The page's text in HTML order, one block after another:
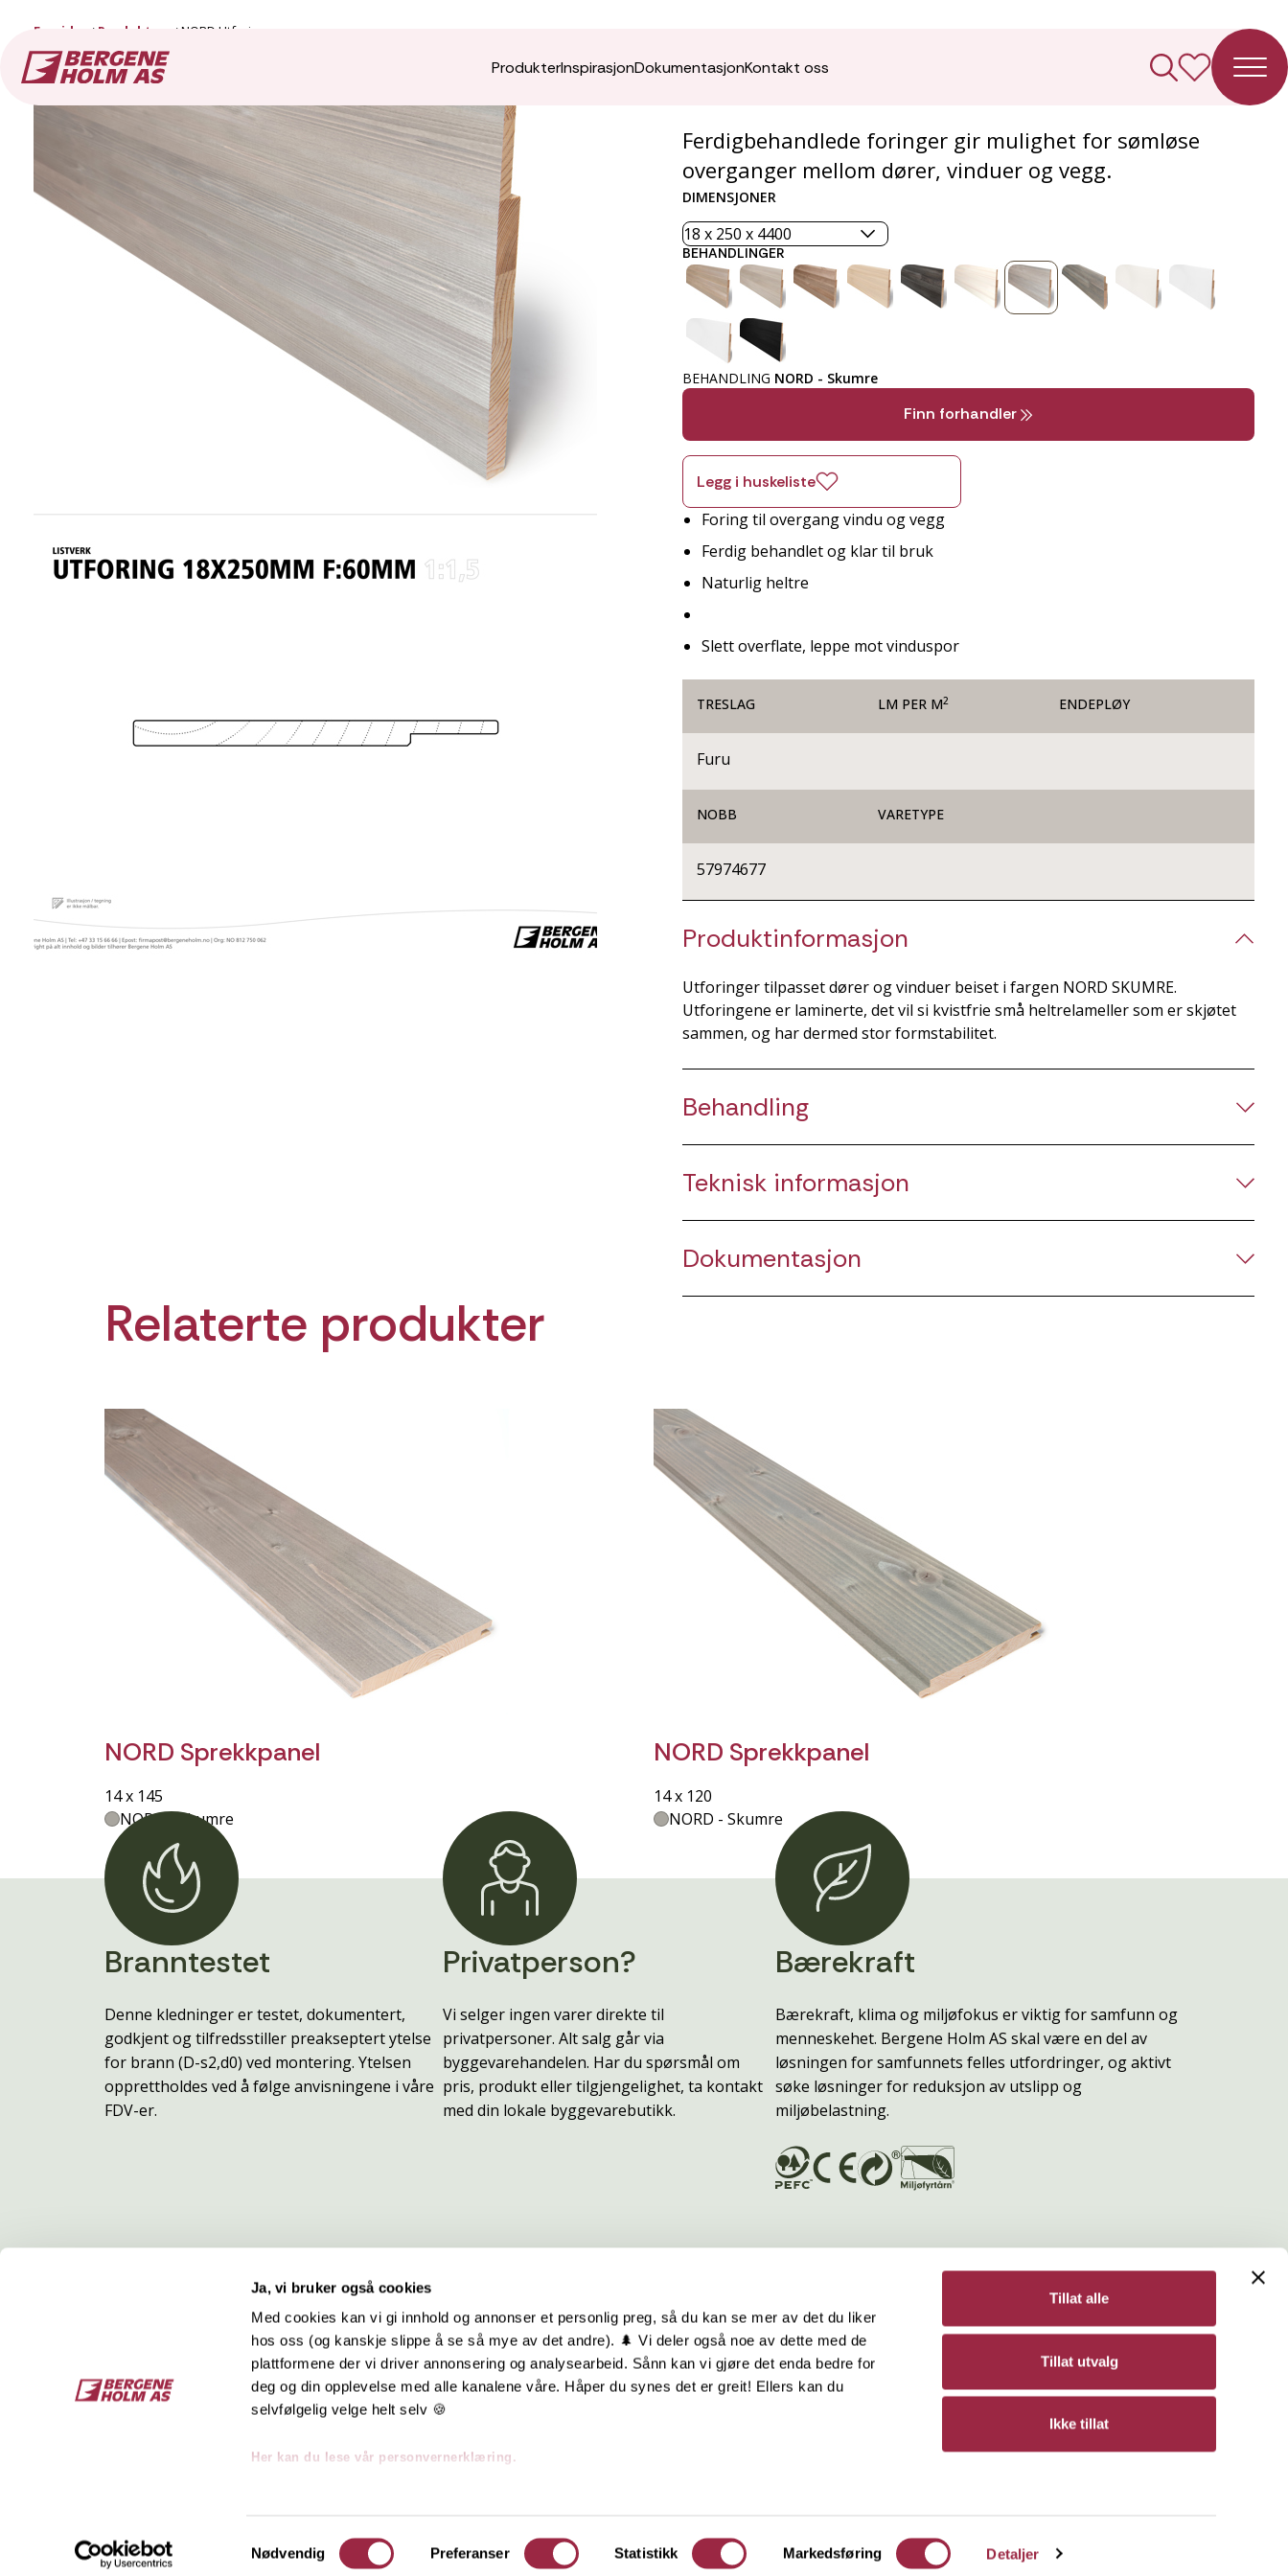
Ja, vi bruker også cookies
Med cookies kan vi gi innhold og annonser et personlig preg, så du kan se mer av det du liker
hos oss (og kanskje slippe å se så mye av det andre). 🌲 Vi deler også noe av dette med de
plattformene der vi driver annonsering og analysearbeid. Sånn kan vi gjøre det enda bedre for
deg og din opplevelse med alle kanalene våre. Håper du synes det er greit! Ellers kan du
selvfølgelig velge helt selv 🍪
Her kan du lese vår personvernerklæring.
Samtykkevalg
Nødvendig Preferanser Statistikk Markedsføring Detaljer
Tillat alle
Tillat utvalg
Ikke tillat
ProdukterInspirasjonDokumentasjonKontakt oss
Forside Produkter NORD Utforing
NORD Utforing
Ferdigbehandlede foringer gir mulighet for sømløse
overganger mellom dører, vinduer og vegg.
DIMENSJONER
BEHANDLINGER
BEHANDLING NORD - Skumre
Finn forhandler
Legg i huskeliste
Foring til overgang vindu og vegg
Ferdig behandlet og klar til bruk
Naturlig heltre
Slett overflate, leppe mot vinduspor
TRESLAG LM PER M2 ENDEPLØY
Furu
NOBB VARETYPE
57974677
Produktinformasjon
Utforinger tilpasset dører og vinduer beiset i fargen NORD SKUMRE.
Utforingene er laminerte, det vil si kvistfrie små heltrelameller som er skjøtet
sammen, og har dermed stor formstabilitet.
Behandling
Teknisk informasjon
Dokumentasjon
Relaterte produkter
NORD Sprekkpanel
14 x 145
NORD - Skumre
NORD Sprekkpanel
14 x 120
NORD - Skumre
Branntestet
Denne kledninger er testet, dokumentert,
godkjent og tilfredsstiller preakseptert ytelse
for brann (D-s2,d0) ved montering. Ytelsen
opprettholdes ved å følge anvisningene i våre
FDV-er.
Privatperson?
Vi selger ingen varer direkte til
privatpersoner. Alt salg går via
byggevarehandelen. Har du spørsmål om
pris, produkt eller tilgjengelighet, ta kontakt
med din lokale byggevarebutikk.
Bærekraft
Bærekraft, klima og miljøfokus er viktig for samfunn og
menneskehet. Bergene Holm AS skal være en del av
løsningen for samfunnets felles utfordringer, og aktivt
søke løsninger for reduksjon av utslipp og
miljøbelastning.
Bergene Holm AS
ordre@bergeneholm.no
Om oss
Jobbe hos oss
Hurtiglenker Bergene Holm